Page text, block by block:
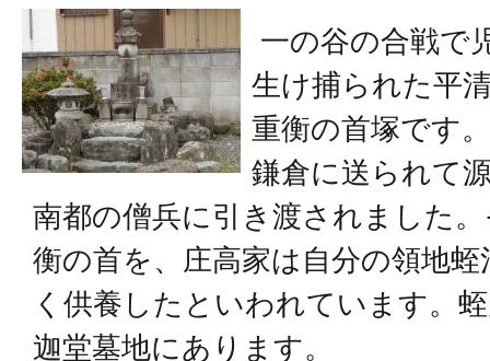
一の谷の合戦で
生け捕られた平
重衡の首塚です
鎌倉に送られて
南都の僧兵に引き渡されました
衡の首を、庄高家は自分の領地
く供養したといわれています。
迦堂墓地にあります。